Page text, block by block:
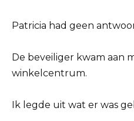
Patricia had geen
De beveiliger kwam aan
winkelcentrum.
Ik legde uit wat er was